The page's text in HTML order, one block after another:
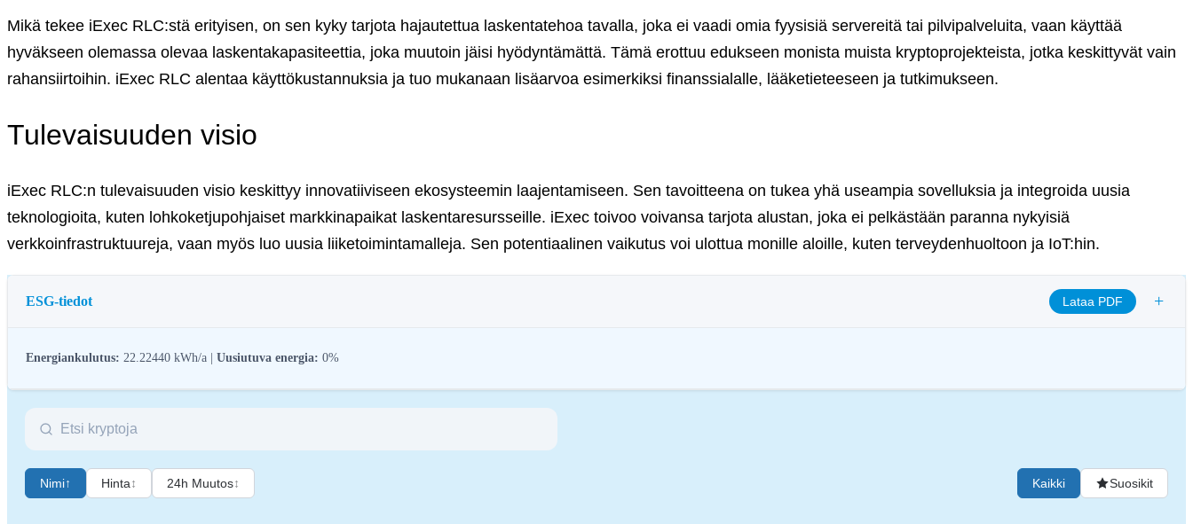
Mikä tekee iExec RLC:stä erityisen, on sen kyky tarjota hajautettua laskentatehoa tavalla, joka ei vaadi omia fyysisiä servereitä tai pilvipalveluita, vaan käyttää
hyväkseen olemassa olevaa laskentakapasiteettia, joka muutoin jäisi hyödyntämättä. Tämä erottuu edukseen monista muista kryptoprojekteista, jotka keskittyvät vain
rahansiirtoihin. iExec RLC alentaa käyttökustannuksia ja tuo mukanaan lisäarvoa esimerkiksi finanssialalle, lääketieteeseen ja tutkimukseen.
Tulevaisuuden visio
iExec RLC:n tulevaisuuden visio keskittyy innovatiiviseen ekosysteemin laajentamiseen. Sen tavoitteena on tukea yhä useampia sovelluksia ja integroida uusia
teknologioita, kuten lohkoketjupohjaiset markkinapaikat laskentaresursseille. iExec toivoo voivansa tarjota alustan, joka ei pelkästään paranna nykyisiä
verkkoinfrastruktuureja, vaan myös luo uusia liiketoimintamalleja. Sen potentiaalinen vaikutus voi ulottua monille aloille, kuten terveydenhuoltoon ja IoT:hin.
ESG-tiedot Lataa PDF +
Energiankulutus: 22.22440 kWh/a | Uusiutuva energia: 0%
Kryptovarojen ESG-sääntelyllä (ympäristö, sosiaalinen vastuu ja hallintotapa) pyritään puuttumaan niiden ympäristövaikutuksiin (esim. energiaintensiivinen louhinta), edistämään läpinäkyvyyttä ja varmistamaan eettiset
hallintokäytännöt, jotta kryptoteollisuus saadaan vastaamaan laajempia kestävyys- ja yhteiskunnallisia tavoitteita. Nämä säännökset kannustavat noudattamaan standardeja, jotka vähentävät riskejä ja lisäävät luottamusta
digitaalisiin varoihin.
Nimi↑ Hinta↕ 24h Muutos↕ Kaikki Suosikit